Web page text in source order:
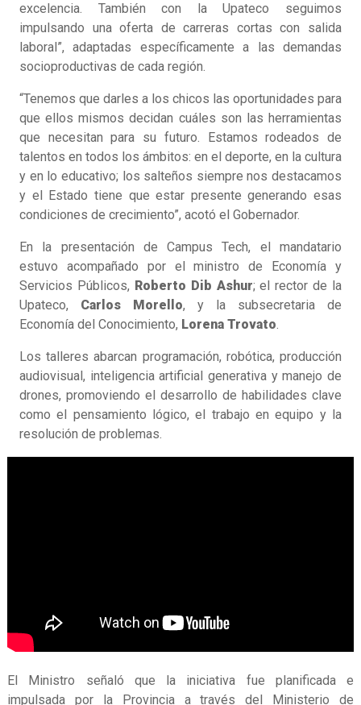
excelencia. También con la Upateco seguimos
impulsando una oferta de carreras cortas con salida
laboral”, adaptadas específicamente a las demandas
socioproductivas de cada región.
“Tenemos que darles a los chicos las oportunidades para
que ellos mismos decidan cuáles son las herramientas
que necesitan para su futuro. Estamos rodeados de
talentos en todos los ámbitos: en el deporte, en la cultura
y en lo educativo; los salteños siempre nos destacamos
y el Estado tiene que estar presente generando esas
condiciones de crecimiento”, acotó el Gobernador.
En la presentación de Campus Tech, el mandatario
estuvo acompañado por el ministro de Economía y
Servicios Públicos, Roberto Dib Ashur; el rector de la
Upateco, Carlos Morello, y la subsecretaria de
Economía del Conocimiento, Lorena Trovato.
Los talleres abarcan programación, robótica, producción
audiovisual, inteligencia artificial generativa y manejo de
drones, promoviendo el desarrollo de habilidades clave
como el pensamiento lógico, el trabajo en equipo y la
resolución de problemas.
El Ministro señaló que la iniciativa fue planificada e
impulsada por la Provincia a través del Ministerio de